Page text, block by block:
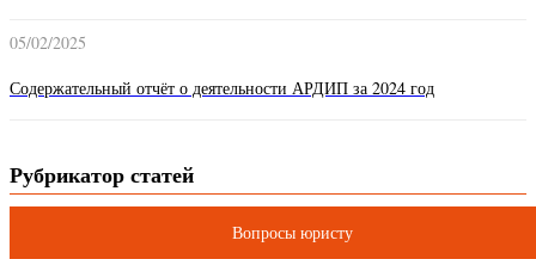
05/02/2025
Содержательный отчёт о деятельности АРДИП за 2024 год
Рубрикатор статей
Вопросы юристу